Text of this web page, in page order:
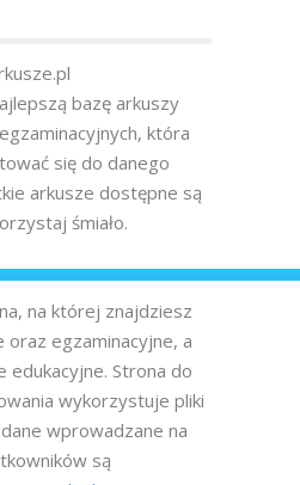
bazę arkuszy
która
się do danego
arkusze dostępne są
śmiało.
na której znajdziesz
oraz egzaminacyjne, a
edukacyjne. Strona do
wykorzystuje pliki
wprowadzane na
są